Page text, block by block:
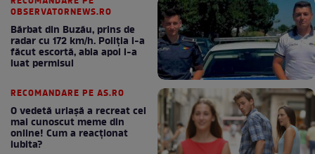
OBSERVATORNEWS.RO
Bărbat din Buzău, prins de
radar cu 172 km/h. Poliţia i-a
făcut escortă, abia apoi i-a
luat permisul
RECOMANDARE PE AS.RO
O vedetă uriașă a recreat cel
mai cunoscut meme din
online! Cum a reacționat
iubita?